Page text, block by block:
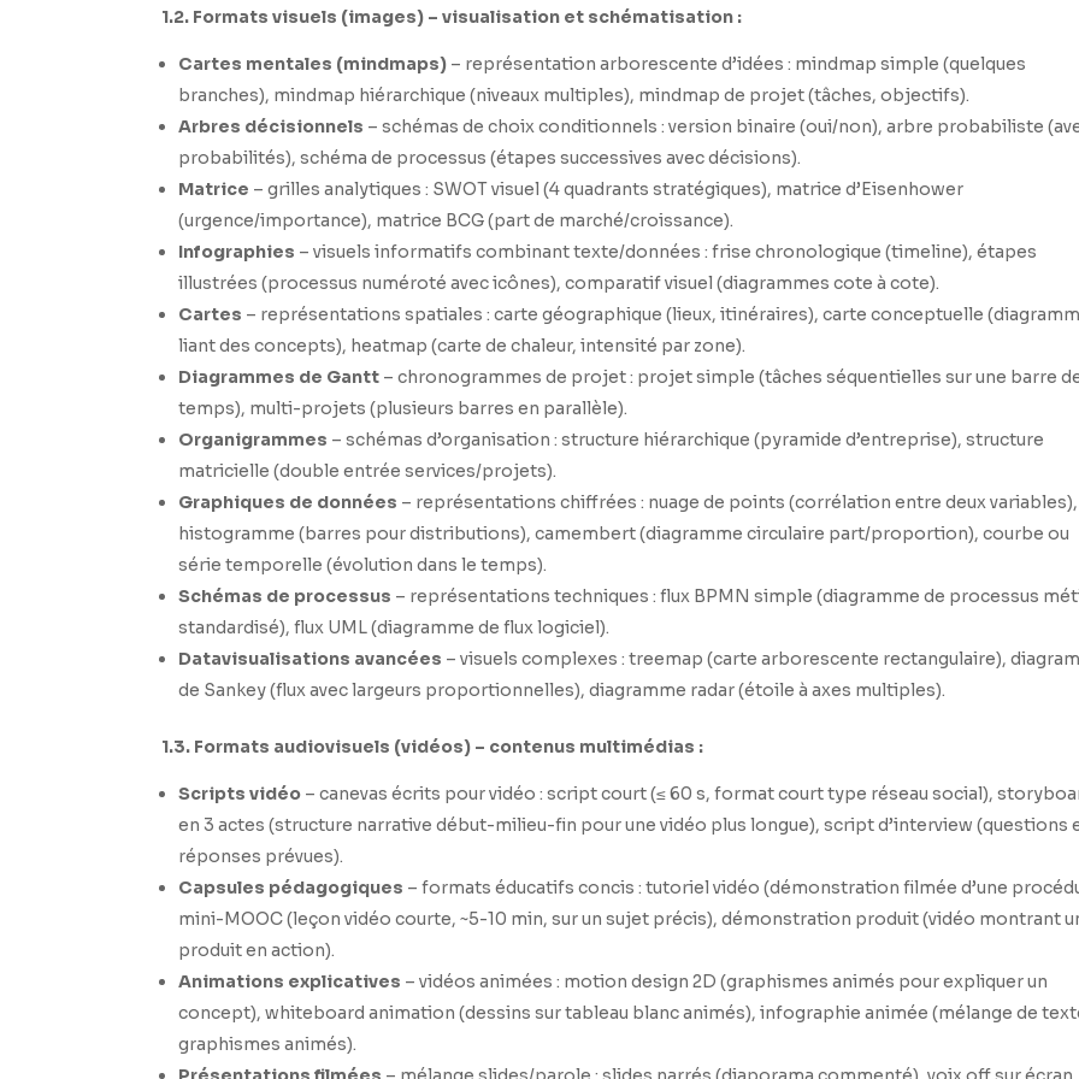
1.2. Formats visuels (images) – visualisation et schématisation :
Cartes mentales (mindmaps) – représentation arborescente d’idées : mindmap simple (quelques
branches), mindmap hiérarchique (niveaux multiples), mindmap de projet (tâches, objectifs).
Arbres décisionnels – schémas de choix conditionnels : version binaire (oui/non), arbre probabiliste
probabilités), schéma de processus (étapes successives avec décisions).
Matrice – grilles analytiques : SWOT visuel (4 quadrants stratégiques), matrice d’Eisenhower
(urgence/importance), matrice BCG (part de marché/croissance).
Infographies – visuels informatifs combinant texte/données : frise chronologique (timeline), étapes
illustrées (processus numéroté avec icônes), comparatif visuel (diagrammes cote à cote).
Cartes – représentations spatiales : carte géographique (lieux, itinéraires), carte conceptuelle
liant des concepts), heatmap (carte de chaleur, intensité par zone).
Diagrammes de Gantt – chronogrammes de projet : projet simple (tâches séquentielles sur une barre
temps), multi-projets (plusieurs barres en parallèle).
Organigrammes – schémas d’organisation : structure hiérarchique (pyramide d’entreprise), structure
matricielle (double entrée services/projets).
Graphiques de données – représentations chiffrées : nuage de points (corrélation entre deux variables),
histogramme (barres pour distributions), camembert (diagramme circulaire part/proportion), courbe ou
série temporelle (évolution dans le temps).
Schémas de processus – représentations techniques : flux BPMN simple (diagramme de processus
standardisé), flux UML (diagramme de flux logiciel).
Datavisualisations avancées – visuels complexes : treemap (carte arborescente rectangulaire),
de Sankey (flux avec largeurs proportionnelles), diagramme radar (étoile à axes multiples).
1.3. Formats audiovisuels (vidéos) – contenus multimédias :
Scripts vidéo – canevas écrits pour vidéo : script court (≤ 60 s, format court type réseau social),
en 3 actes (structure narrative début-milieu-fin pour une vidéo plus longue), script d’interview (questions
réponses prévues).
Capsules pédagogiques – formats éducatifs concis : tutoriel vidéo (démonstration filmée d’une
mini-MOOC (leçon vidéo courte, ~5-10 min, sur un sujet précis), démonstration produit (vidéo montrant
produit en action).
Animations explicatives – vidéos animées : motion design 2D (graphismes animés pour expliquer un
concept), whiteboard animation (dessins sur tableau blanc animés), infographie animée (mélange de
graphismes animés).